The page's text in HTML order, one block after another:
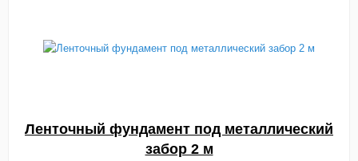
Ленточный фундамент под металлический
забор 2 м